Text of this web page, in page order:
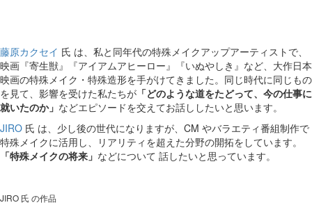
藤原カクセイ 氏 は、私と同年代の特殊メイクアップアーティストで、
映画『寄生獣』『アイアムアヒーロー』『いぬやしき』など、大作日本
映画の特殊メイク・特殊造形を手がけてきました。同じ時代に同じもの
を見て、影響を受けた私たちが 「どのような道をたどって、今の仕事に
就いたのか」 などエピソードを交えてお話ししたいと思います。
JIRO 氏 は、少し後の世代になりますが、CM やバラエティ番組制作で
特殊メイクに活用し、リアリティを超えた分野の開拓をしています。
「特殊メイクの将来」 などについて 話したいと思っています。
JIRO 氏 の作品